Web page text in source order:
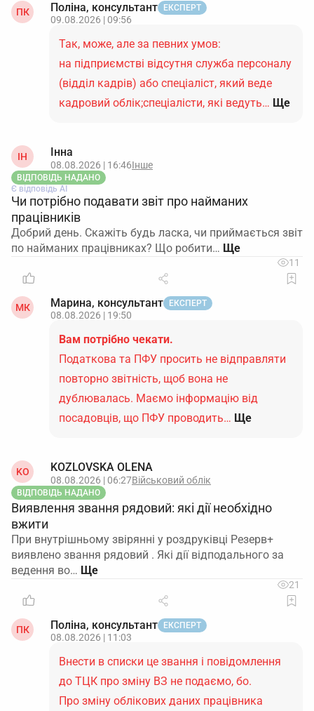
ПК Поліна, консультант ЕКСПЕРТ
09.08.2026 | 09:56
Так, може, але за певних умов:
на підприємстві відсутня служба персоналу
(відділ кадрів) або спеціаліст, який веде
кадровий облік;спеціалісти, які ведуть… Ще
ІН Інна
08.08.2026 | 16:46Інше
ВІДПОВІДЬ НАДАНО
Є відповідь АІ
Чи потрібно подавати звіт про найманих
працівників
Добрий день. Скажіть будь ласка, чи приймається звіт
по найманих працівниках? Що робити…
11
МК Марина, консультант ЕКСПЕРТ
08.08.2026 | 19:50
Вам потрібно чекати.
Податкова та ПФУ просить не відправляти
повторно звітність, щоб вона не
дублювалась. Маємо інформацію від
посадовців, що ПФУ проводить… Ще
KO KOZLOVSKA OLENA
08.08.2026 | 06:27Військовий облік
ВІДПОВІДЬ НАДАНО
Виявлення звання рядовий: які дії необхідно
вжити
При внутрішньому звірянні у роздруківці Резерв+
виявлено звання рядовий . Які дії відподального за
ведення во…
21
ПК Поліна, консультант ЕКСПЕРТ
08.08.2026 | 11:03
Внести в списки це звання і повідомлення
до ТЦК про зміну ВЗ не подаємо, бо.
Про зміну облікових даних працівника